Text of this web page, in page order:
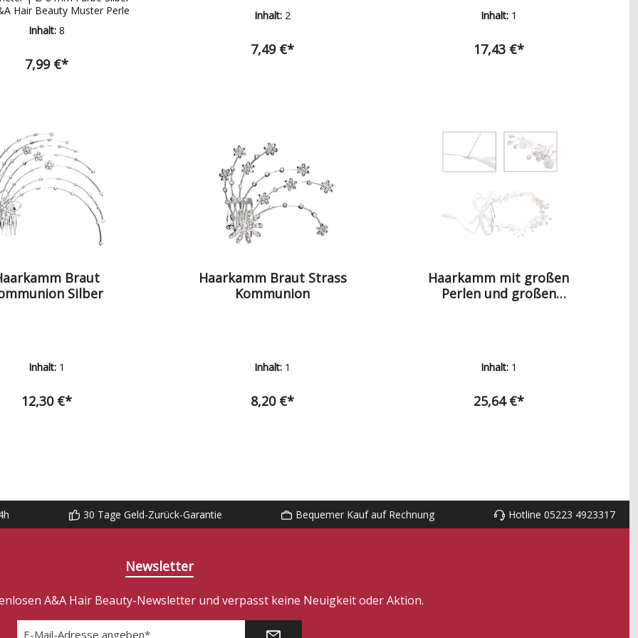
Wolle uvm.
Inhalt: 8
7,99 €*
Inhalt: 2
7,49 €*
Hochsteckfrisur blumestrang Glitzer
kommunion Strasssteine und Perlen
Inhalt: 1
17,43 €*
Braut
Silber
Inhalt: 1
12,30 €*
Haarkamm Braut Strass
Kommunion
Inhalt: 1
8,20 €*
Haarkamm mit großen
Perlen und großen
Inhalt: 1
25,64 €*
30 Tage Geld-Zurück-Garantie Bequemer Kauf auf Rechnung Hotline 05223 4923317
Newsletter
A&A Hair Beauty-Newsletter und verpasst keine Neuigkeit oder Aktion.